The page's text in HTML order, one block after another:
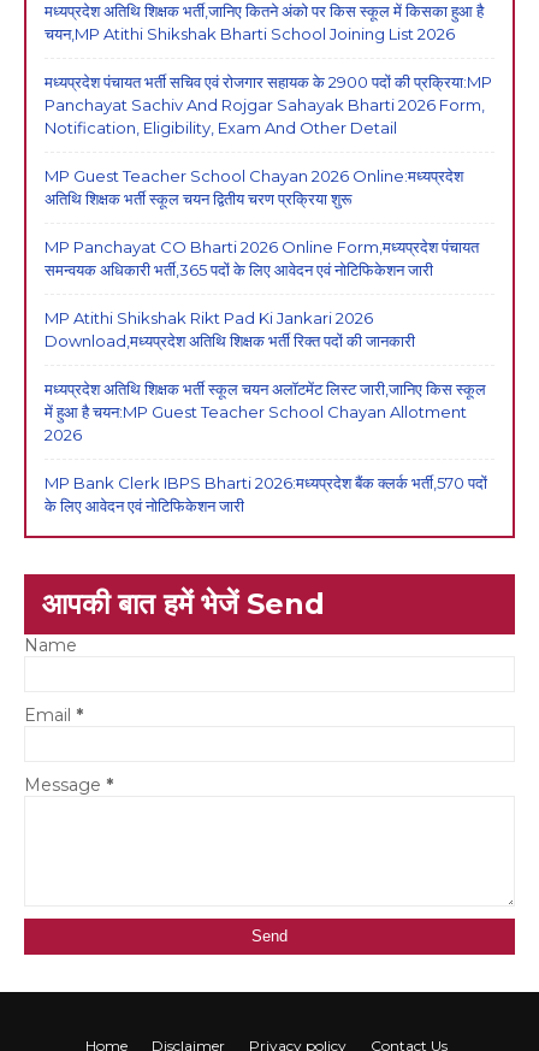
मध्यप्रदेश अतिथि शिक्षक भर्ती,जानिए कितने अंको पर किस स्कूल में किसका हुआ है
चयन,MP Atithi Shikshak Bharti School Joining List 2026
मध्यप्रदेश पंचायत भर्ती सचिव एवं रोजगार सहायक के 2900 पदों की प्रक्रिया:MP
Panchayat Sachiv And Rojgar Sahayak Bharti 2026 Form,
Notification, Eligibility, Exam And Other Detail
MP Guest Teacher School Chayan 2026 Online:मध्यप्रदेश
अतिथि शिक्षक भर्ती स्कूल चयन द्वितीय चरण प्रक्रिया शुरू
MP Panchayat CO Bharti 2026 Online Form,मध्यप्रदेश पंचायत
समन्वयक अधिकारी भर्ती,365 पदों के लिए आवेदन एवं नोटिफिकेशन जारी
MP Atithi Shikshak Rikt Pad Ki Jankari 2026
Download,मध्यप्रदेश अतिथि शिक्षक भर्ती रिक्त पदों की जानकारी
मध्यप्रदेश अतिथि शिक्षक भर्ती स्कूल चयन अलॉटमेंट लिस्ट जारी,जानिए किस स्कूल
में हुआ है चयन:MP Guest Teacher School Chayan Allotment
2026
MP Bank Clerk IBPS Bharti 2026:मध्यप्रदेश बैंक क्लर्क भर्ती,570 पदों
के लिए आवेदन एवं नोटिफिकेशन जारी
आपकी बात हमें भेजें Send
Name
Email *
Message *
Home Disclaimer Privacy policy Contact Us